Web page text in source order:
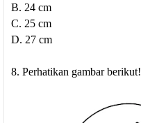
B. 24 cm
C. 25 cm
D. 27 cm
8. Perhatikan gambar berikut!